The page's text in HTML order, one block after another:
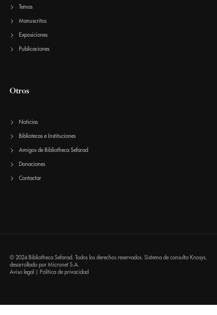
Temas
Manuscritos
Exposiciones
Publicaciones
Otros
Noticias
Bibliotecas e Instituciones
Amigos de Bibliotheca Sefarad
Donaciones
Contactar
© 2024 Bibliotheca Sefarad. Todos los derechos reservados. Sistema de consulta Knosys
desarrollado por Micronet S.A.
Aviso legal
Política de privacidad